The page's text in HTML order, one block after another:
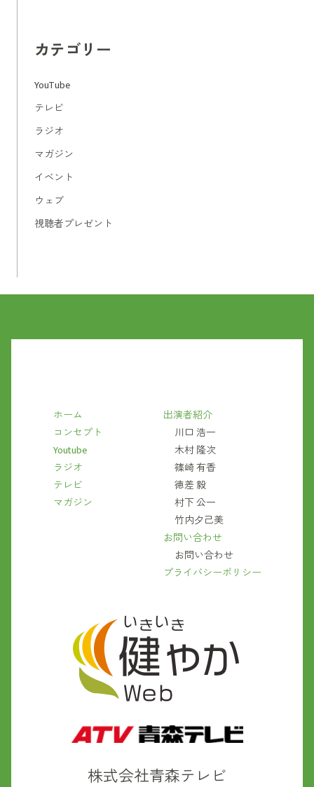
カテゴリー
YouTube
テレビ
ラジオ
マガジン
イベント
ウェブ
視聴者プレゼント
株式会社青森テレビ
ホーム
コンセプト
Youtube
ラジオ
テレビ
マガジン
出演者紹介
川口 浩一
木村 隆次
篠崎 有香
徳差 毅
村下 公一
竹内夕己美
お問い合わせ
お問い合わせ
プライバシーポリシー